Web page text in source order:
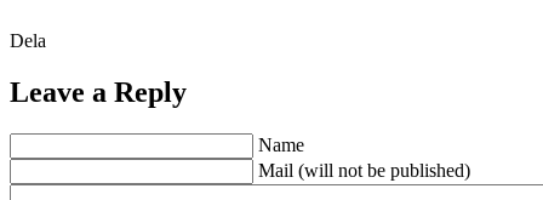
Dela
Leave a Reply
Name
Mail (will not be published)